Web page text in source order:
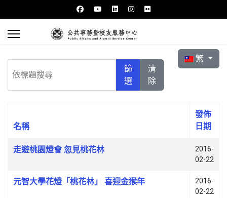
選擇你的語言
繁
篩
選
清
除
文章列表
名稱
發佈
日期
走遊桃園燈會 忽見桃花林
2016-
02-22
元智大學花燈「桃花林」 喜迎金猴年
2016-
02-22